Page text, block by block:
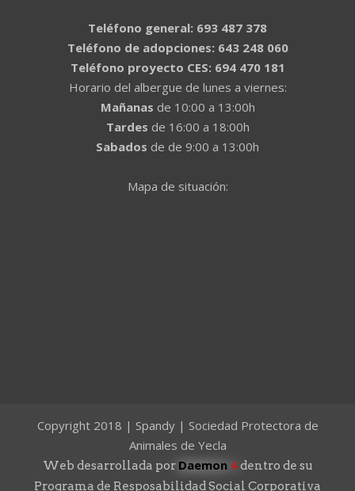
Teléfono general: 693 487 378
Teléfono de adopciones: 643 248 060
Teléfono proyecto CES: 694 470 181
Horario del albergue de lunes a viernes:
Mañanas de 10:00 a 13:00h
Tardes de 16:00 a 18:00h
Sabados de de 9:00 a 13:00h
Mapa de situación:
Copyright 2018 | Spandy | Sociedad Protectora de
Animales de Yecla
Web desarrollada por Daemon 4dentro de su
Programa de Resposabilidad Social Corporativa